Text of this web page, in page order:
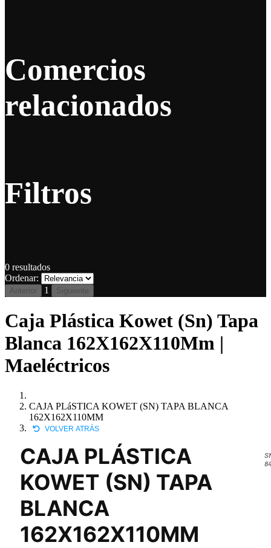
Comercios
relacionados
Filtros
0 resultados
Ordenar:
Anterior 1 Siguiente
Caja Plástica Kowet (Sn) Tapa
Blanca 162X162X110Mm |
Maeléctricos
CAJA PLáSTICA KOWET (SN) TAPA BLANCA
162X162X110MM
VOLVER ATRÁS
CAJA PLÁSTICA
KOWET (SN) TAPA
BLANCA
162X162X110MM